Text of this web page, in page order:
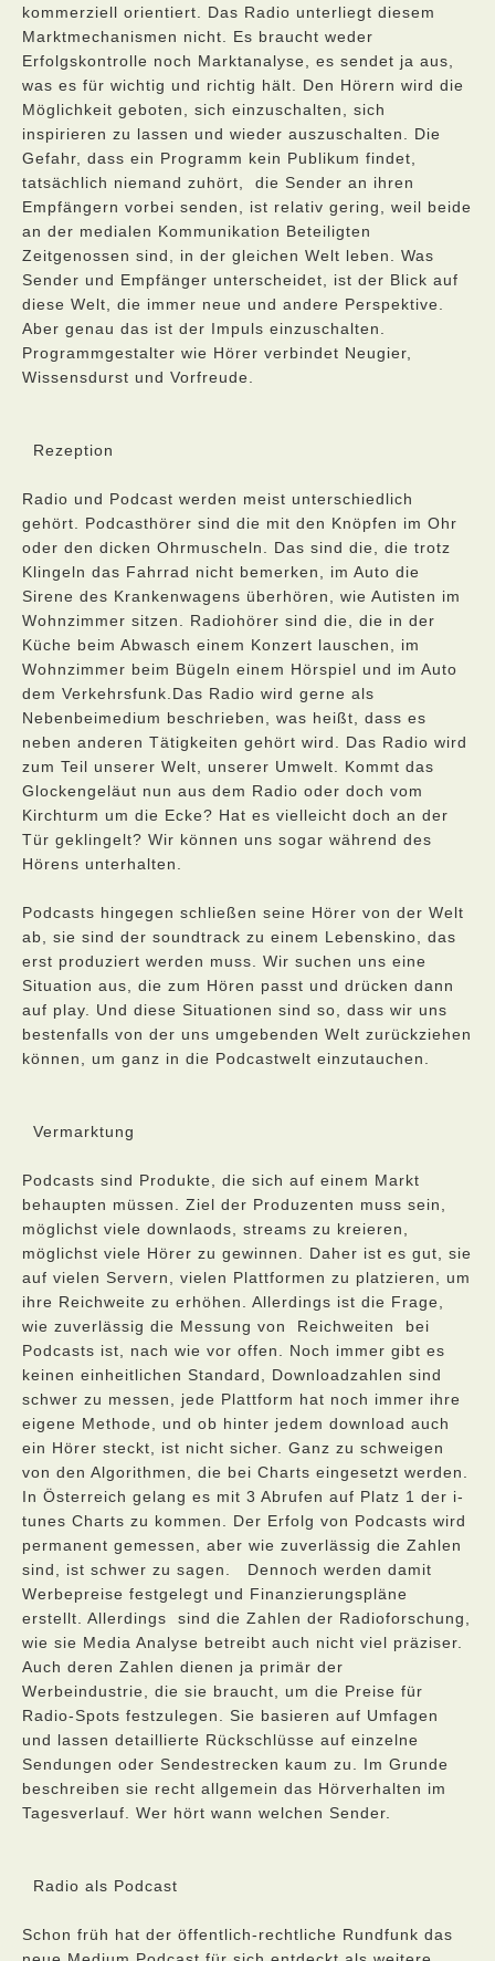
kommerziell orientiert. Das Radio unterliegt diesem
Marktmechanismen nicht. Es braucht weder
Erfolgskontrolle noch Marktanalyse, es sendet ja aus,
was es für wichtig und richtig hält. Den Hörern wird die
Möglichkeit geboten, sich einzuschalten, sich
inspirieren zu lassen und wieder auszuschalten. Die
Gefahr, dass ein Programm kein Publikum findet,
tatsächlich niemand zuhört, die Sender an ihren
Empfängern vorbei senden, ist relativ gering, weil beide
an der medialen Kommunikation Beteiligten
Zeitgenossen sind, in der gleichen Welt leben. Was
Sender und Empfänger unterscheidet, ist der Blick auf
diese Welt, die immer neue und andere Perspektive.
Aber genau das ist der Impuls einzuschalten.
Programmgestalter wie Hörer verbindet Neugier,
Wissensdurst und Vorfreude.
Rezeption
Radio und Podcast werden meist unterschiedlich
gehört. Podcasthörer sind die mit den Knöpfen im Ohr
oder den dicken Ohrmuscheln. Das sind die, die trotz
Klingeln das Fahrrad nicht bemerken, im Auto die
Sirene des Krankenwagens überhören, wie Autisten im
Wohnzimmer sitzen. Radiohörer sind die, die in der
Küche beim Abwasch einem Konzert lauschen, im
Wohnzimmer beim Bügeln einem Hörspiel und im Auto
dem Verkehrsfunk.Das Radio wird gerne als
Nebenbeimedium beschrieben, was heißt, dass es
neben anderen Tätigkeiten gehört wird. Das Radio wird
zum Teil unserer Welt, unserer Umwelt. Kommt das
Glockengeläut nun aus dem Radio oder doch vom
Kirchturm um die Ecke? Hat es vielleicht doch an der
Tür geklingelt? Wir können uns sogar während des
Hörens unterhalten.
Podcasts hingegen schließen seine Hörer von der Welt
ab, sie sind der soundtrack zu einem Lebenskino, das
erst produziert werden muss. Wir suchen uns eine
Situation aus, die zum Hören passt und drücken dann
auf play. Und diese Situationen sind so, dass wir uns
bestenfalls von der uns umgebenden Welt zurückziehen
können, um ganz in die Podcastwelt einzutauchen.
Vermarktung
Podcasts sind Produkte, die sich auf einem Markt
behaupten müssen. Ziel der Produzenten muss sein,
möglichst viele downlaods, streams zu kreieren,
möglichst viele Hörer zu gewinnen. Daher ist es gut, sie
auf vielen Servern, vielen Plattformen zu platzieren, um
ihre Reichweite zu erhöhen. Allerdings ist die Frage,
wie zuverlässig die Messung von Reichweiten bei
Podcasts ist, nach wie vor offen. Noch immer gibt es
keinen einheitlichen Standard, Downloadzahlen sind
schwer zu messen, jede Plattform hat noch immer ihre
eigene Methode, und ob hinter jedem download auch
ein Hörer steckt, ist nicht sicher. Ganz zu schweigen
von den Algorithmen, die bei Charts eingesetzt werden.
In Österreich gelang es mit 3 Abrufen auf Platz 1 der i-
tunes Charts zu kommen. Der Erfolg von Podcasts wird
permanent gemessen, aber wie zuverlässig die Zahlen
sind, ist schwer zu sagen. Dennoch werden damit
Werbepreise festgelegt und Finanzierungspläne
erstellt. Allerdings sind die Zahlen der Radioforschung,
wie sie Media Analyse betreibt auch nicht viel präziser.
Auch deren Zahlen dienen ja primär der
Werbeindustrie, die sie braucht, um die Preise für
Radio-Spots festzulegen. Sie basieren auf Umfagen
und lassen detaillierte Rückschlüsse auf einzelne
Sendungen oder Sendestrecken kaum zu. Im Grunde
beschreiben sie recht allgemein das Hörverhalten im
Tagesverlauf. Wer hört wann welchen Sender.
Radio als Podcast
Schon früh hat der öffentlich-rechtliche Rundfunk das